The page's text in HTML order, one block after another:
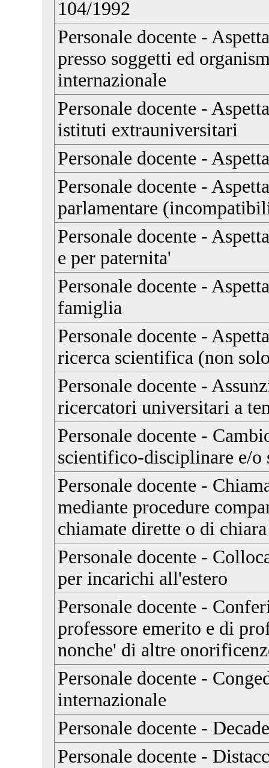
104/1992
Personale docente -
presso soggetti ed
internazionale
Personale docente -
istituti extrauniversitari
Personale docente -
Personale docente -
parlamentare
Personale docente -
e per paternita'
Personale docente -
famiglia
Personale docente -
ricerca scientifica (non
Personale docente -
ricercatori universitari a
Personale docente -
scientifico-disciplinare e/o
Personale docente -
mediante procedure
chiamate dirette o di
Personale docente -
per incarichi all'estero
Personale docente -
professore emerito e di
nonche' di altre
Personale docente -
internazionale
Personale docente -
Personale docente -